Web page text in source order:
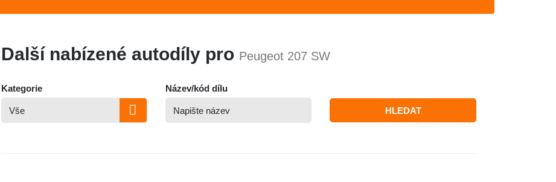
Další nabízené autodíly pro Peugeot 207 SW
Kategorie Název/kód dílu
HLEDAT